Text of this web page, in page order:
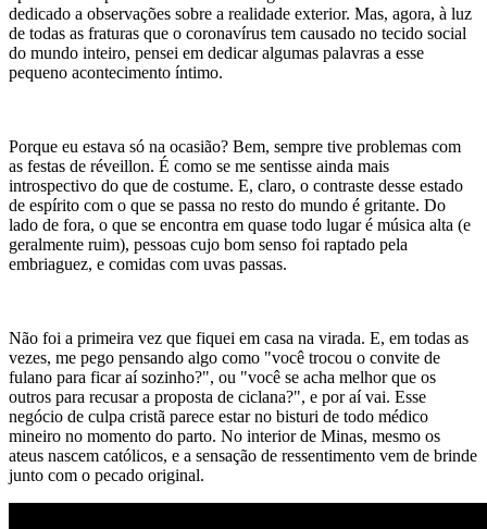
dedicado a observações sobre a realidade exterior. Mas, agora, à luz
de todas as fraturas que o coronavírus tem causado no tecido social
do mundo inteiro, pensei em dedicar algumas palavras a esse
pequeno acontecimento íntimo.
Porque eu estava só na ocasião? Bem, sempre tive problemas com
as festas de réveillon. É como se me sentisse ainda mais
introspectivo do que de costume. E, claro, o contraste desse estado
de espírito com o que se passa no resto do mundo é gritante. Do
lado de fora, o que se encontra em quase todo lugar é música alta (e
geralmente ruim), pessoas cujo bom senso foi raptado pela
embriaguez, e comidas com uvas passas.
Não foi a primeira vez que fiquei em casa na virada. E, em todas as
vezes, me pego pensando algo como "você trocou o convite de
fulano para ficar aí sozinho?", ou "você se acha melhor que os
outros para recusar a proposta de ciclana?", e por aí vai. Esse
negócio de culpa cristã parece estar no bisturi de todo médico
mineiro no momento do parto. No interior de Minas, mesmo os
ateus nascem católicos, e a sensação de ressentimento vem de brinde
junto com o pecado original.